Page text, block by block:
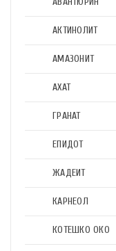
АКТИНОЛИТ
АМАЗОНИТ
АХАТ
ГРАНАТ
ЕПИДОТ
ЖАДЕИТ
КАРНЕОЛ
КОТЕШКО ОКО